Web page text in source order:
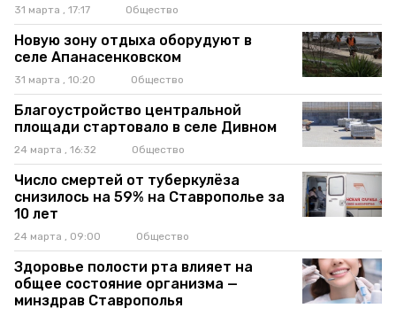
31 марта , 17:17 Общество
Новую зону отдыха оборудуют в
селе Апанасенковском
31 марта , 10:20 Общество
Благоустройство центральной
площади стартовало в селе Дивном
24 марта , 16:32 Общество
Число смертей от туберкулёза
снизилось на 59% на Ставрополье за
10 лет
24 марта , 09:00 Общество
Здоровье полости рта влияет на
общее состояние организма —
минздрав Ставрополья